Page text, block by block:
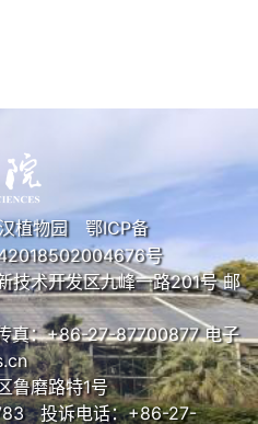
植物园 鄂ICP备
号
技术开发区九峰一路201号 邮
真：+86-27-87700877 电子
鲁磨路特1号
投诉电话：+86-27-